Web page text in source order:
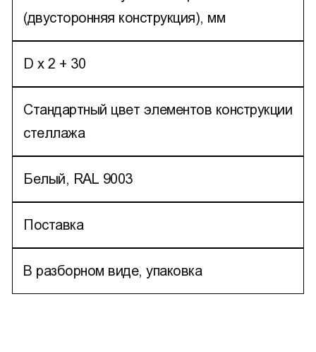
(двусторонняя конструкция), мм
D х 2 + 30
Стандартный цвет элементов конструкции
стеллажа
Белый, RAL 9003
Поставка
В разборном виде, упаковка